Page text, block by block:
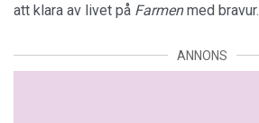
att klara av livet på Farmenmed bravur.
ANNONS